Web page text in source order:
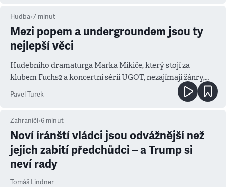
Hudba•7 minut
Mezi popem a undergroundem jsou ty
nejlepší věci
Hudebního dramaturga Marka Mikiče, který stojí za
klubem Fuchs2 a koncertní sérií UGOT, nezajímají žánry,
ale atmosféra
Pavel Turek
Zahraničí•6 minut
Noví íránští vládci jsou odvážnější než
jejich zabití předchůdci – a Trump si
neví rady
Tomáš Lindner